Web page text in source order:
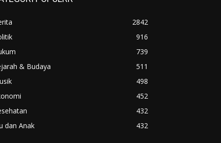
2842
916
739
& Budaya
511
498
452
432
dan Anak
432